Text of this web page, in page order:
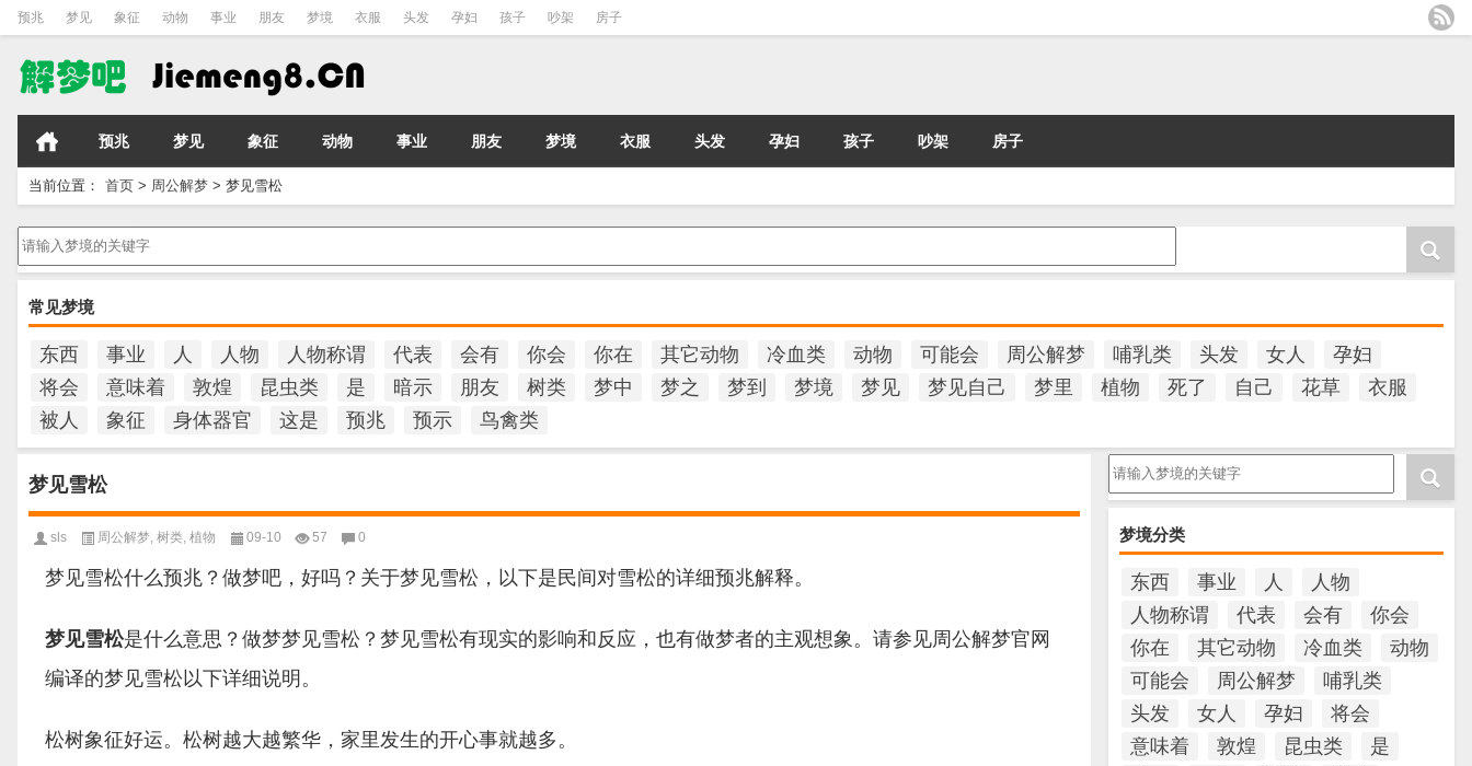
预兆 梦见 象征 动物 事业 朋友 梦境 衣服 头发 孕妇 孩子 吵架 房子
预兆 梦见 象征 动物 事业 朋友 梦境 衣服 头发 孕妇 孩子 吵架 房子
当前位置： 首页 > 周公解梦 > 梦见雪松
常见梦境
东西 事业 人 人物 人物称谓 代表 会有 你会 你在 其它动物 冷血类 动物 可能会 周公解梦 哺乳类 头发 女人
孕妇
将会
意味着 敦煌 昆虫类 是 暗示 朋友 树类 梦中 梦之 梦到 梦境 梦见 梦见自己 梦里 植物 死了 自己 花草
衣服
被人
象征 身体器官 这是 预兆 预示 鸟禽类
梦境分类
东西 事业 人
人物
人物称谓
代表 会有
你会
你在
其它动物 冷血类
动物
可能会
周公解梦
哺乳类
头发
女人 孕妇
将会
意味着
敦煌 昆虫类
是
梦见雪松
sls 周公解梦, 树类, 植物 09-10 57 0
梦见雪松什么预兆？做梦吧，好吗？关于梦见雪松，以下是民间对雪松的详细预兆解释。
梦见雪松是什么意思？做梦梦见雪松？梦见雪松有现实的影响和反应，也有做梦者的主观想象。请参见周公解梦官网
编译的梦见雪松以下详细说明。
松树象征好运。松树越大越繁华，家里发生的开心事就越多。